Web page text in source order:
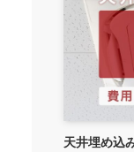
天井埋め込